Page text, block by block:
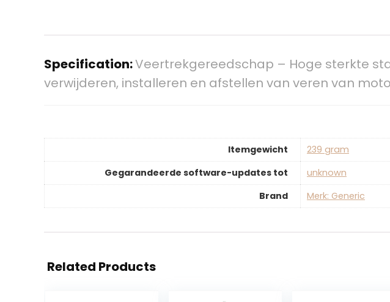
Specification:Veertrekgereedschap – Hoge sterkte
verwijderen, installeren en afstellen van veren van
Itemgewicht
‎239 gram
Gegarandeerde software-updates tot
‎unknown
Brand
Merk: Generic
Related Products